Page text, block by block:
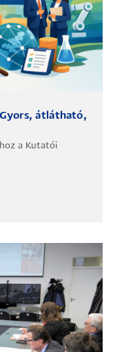
átlátható,
a Kutatói